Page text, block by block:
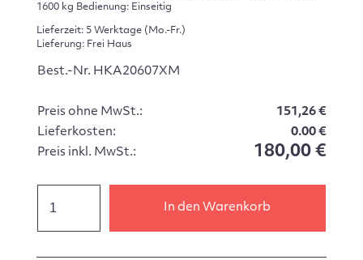
1600 kg Bedienung: Einseitig
Lieferzeit: 5 Werktage (Mo.-Fr.)
Lieferung: Frei Haus
Best.-Nr. HKA20607XM
Preis ohne MwSt.:
151,26 €
Lieferkosten:
0.00 €
Preis inkl. MwSt.:
180,00 €
In den Warenkorb